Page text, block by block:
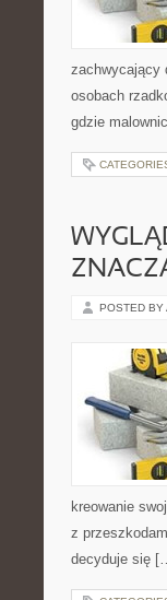
zachwycający
osobach
gdzie
POSTED BY
kreowanie
z
decyduje się